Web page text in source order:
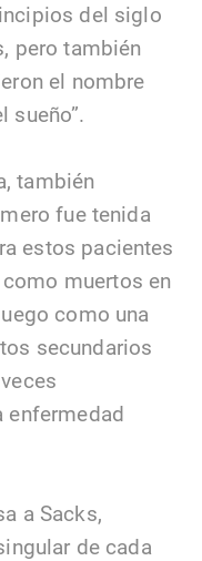
del siglo
pero también
el nombre
sueño”.
también
fue tenida
estos pacientes
muertos en
como una
secundarios
enfermedad
a Sacks,
de cada